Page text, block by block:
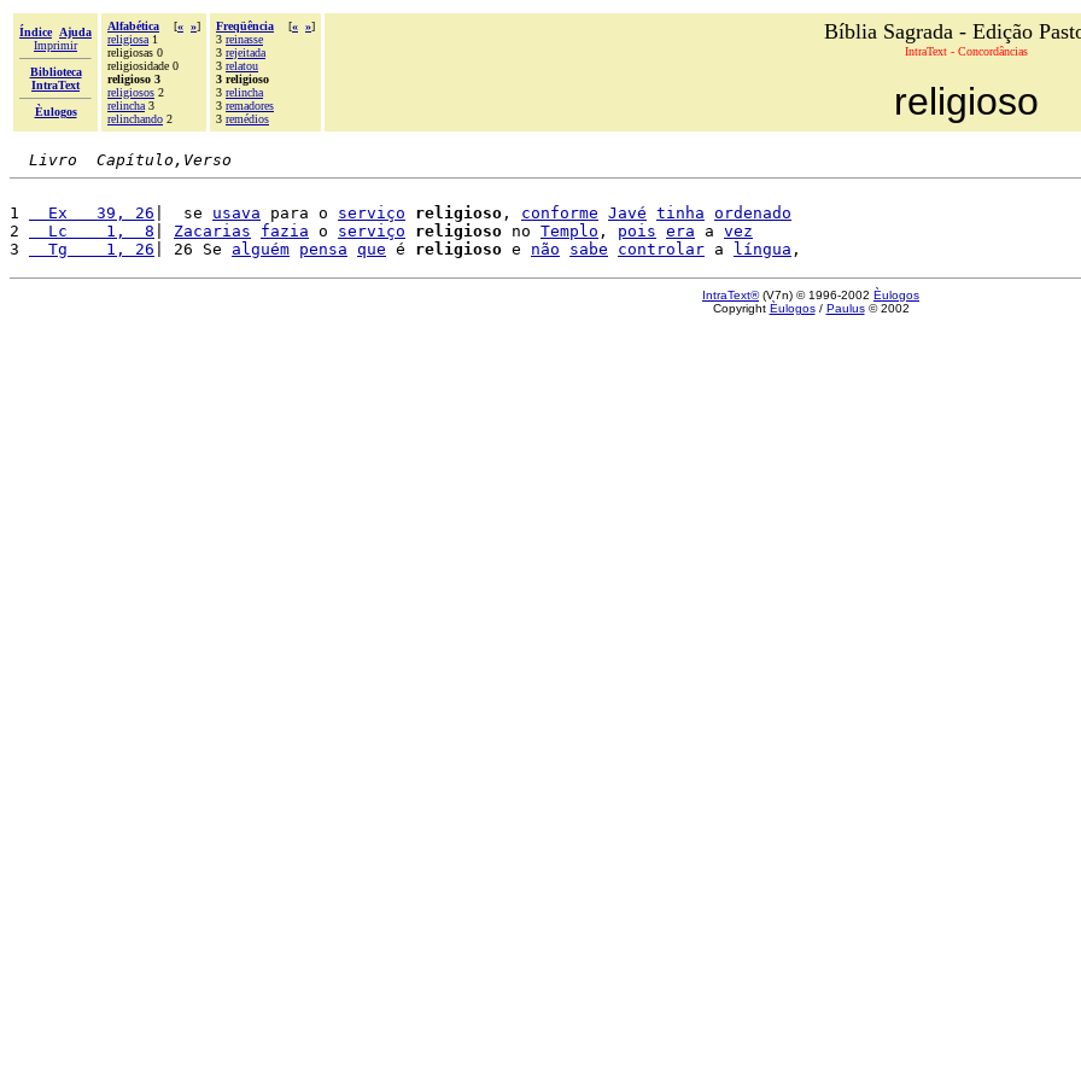
Índice
Ajuda
Imprimir
Biblioteca
IntraText
Èulogos
Alfabética [« »]
religiosa 1
religiosas 0
religiosidade 0
religioso 3
religiosos 2
relincha 3
relinchando 2
Freqüência [« »]
3 reinasse
3 rejeitada
3 relatou
3 religioso
3 relincha
3 remadores
3 remédios
Bíblia Sagrada - Edição
IntraText - Concordâncias
religioso
Livro  Capítulo,Verso
1
  Ex   39, 26
|  se usava para o serviço religioso , conforme Javé tinha ordenado
2
  Lc    1,  8
Zacarias fazia o serviço religioso no Templo , pois era a vez
3
  Tg    1, 26
| 26 Se alguém pensa que é religioso e não sabe controlar a língua
IntraText®(V7n) © 1996-2002 Èulogos
Copyright Èulogos/ Paulus© 2002